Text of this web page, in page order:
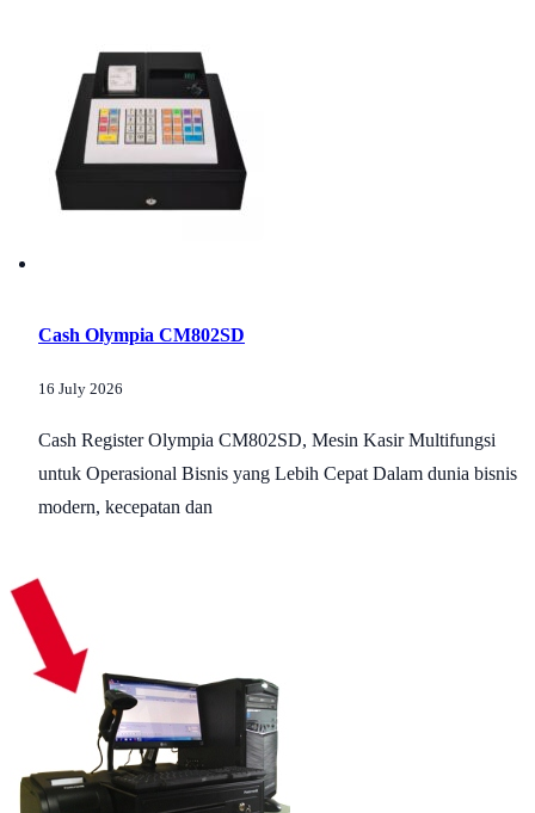
Cash Olympia CM802SD
16 July 2026
Cash Register Olympia CM802SD, Mesin Kasir Multifungsi
untuk Operasional Bisnis yang Lebih Cepat Dalam dunia bisnis
modern, kecepatan dan